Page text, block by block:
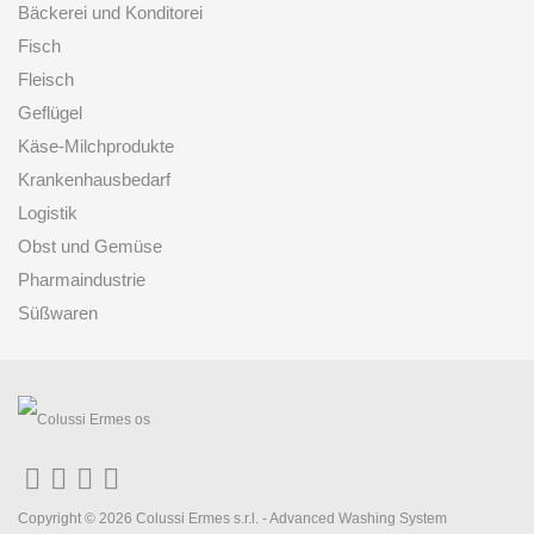
Bäckerei und Konditorei
Fisch
Fleisch
Geflügel
Käse-Milchprodukte
Krankenhausbedarf
Logistik
Obst und Gemüse
Pharmaindustrie
Süßwaren
Copyright © 2026 Colussi Ermes s.r.l. - Advanced Washing System